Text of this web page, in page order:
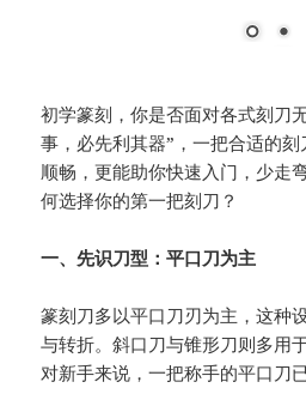
初学篆刻，你是否面对各式刻刀
事，必先利其器”，一把合适的
顺畅，更能助你快速入门，少走
何选择你的第一把刻刀？
一、先识刀型：平口刀为主
篆刻刀多以平口刀刃为主，这种
与转折。斜口刀与锥形刀则多用
对新手来说，一把称手的平口刀